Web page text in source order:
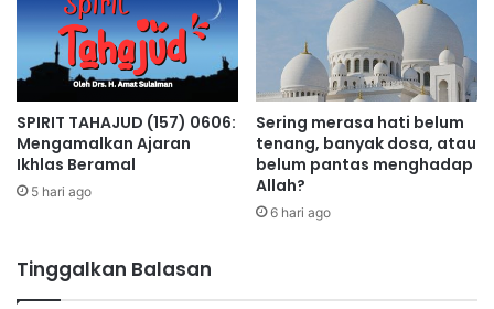
SPIRIT TAHAJUD (157) 0606:
Mengamalkan Ajaran
Ikhlas Beramal
5 hari ago
Sering merasa hati belum
tenang, banyak dosa, atau
belum pantas menghadap
Allah?
6 hari ago
Tinggalkan Balasan